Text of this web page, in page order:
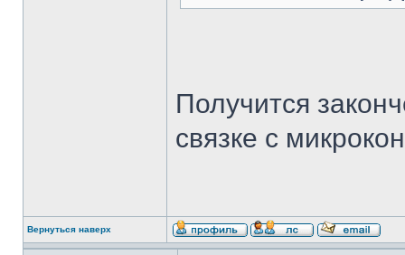
Получится
связке с
Вернуться наверх